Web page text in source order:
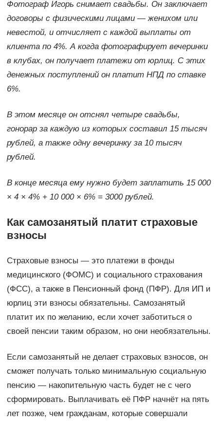
Фотограф Игорь снимает свадьбы. Он заключает
договоры с физическими лицами — женихом или
невестой, и отчисляет с каждой выплаты от
клиента по 4%. А когда фотографирует вечеринки
в клубах, он получает платежи от юрлиц. С этих
денежных поступлений он платит НПД по ставке
6%.
В этом месяце он отснял четыре свадьбы,
гонорар за каждую из которых составил 15 тысяч
рублей, а также одну вечеринку за 10 тысяч
рублей.
В конце месяца ему нужно будет заплатить 15 000
× 4 × 4% + 10 000 × 6% = 3000 рублей.
Как самозанятый платит страховые
взносы
Страховые взносы — это платежи в фонды
медицинского (ФОМС) и социального страхования
(ФСС), а также в Пенсионный фонд (ПФР). Для ИП и
юрлиц эти взносы обязательны. Самозанятый
платит их по желанию, если хочет заботиться о
своей пенсии таким образом, но они необязательны.
Если самозанятый не делает страховых взносов, он
сможет получать только минимальную социальную
пенсию — накопительную часть будет не с чего
сформировать. Выплачивать её ПФР начнёт на пять
лет позже, чем гражданам, которые совершали